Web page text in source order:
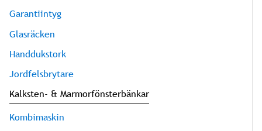
Garantiintyg
Glasräcken
Handdukstork
Jordfelsbrytare
Kalksten- & Marmorfönsterbänkar
Kombimaskin